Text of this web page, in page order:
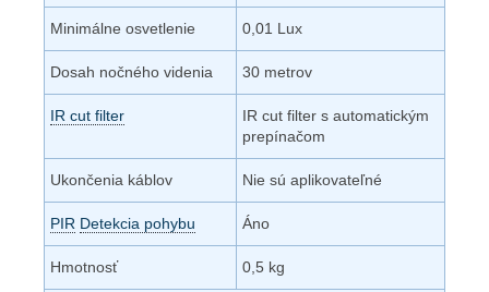
Minimálne osvetlenie 0,01 Lux
Dosah nočného videnia 30 metrov
IR cut filter
IR cut filter s automatickým
prepínačom
Ukončenia káblov Nie sú aplikovateľné
PIR Detekcia pohybu Áno
Hmotnosť 0,5 kg